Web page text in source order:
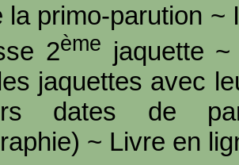
la primo-parution ~
2ème jaquette
jaquettes avec
dates de
~ Livre en